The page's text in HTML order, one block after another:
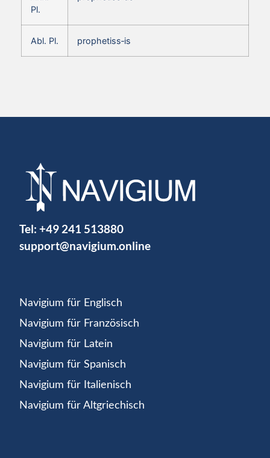
Pl.
Abl. Pl. prophetiss‑is
Tel: +49 241 513880
support@navigium.online
Navigium für Englisch
Navigium für Französisch
Navigium für Latein
Navigium für Spanisch
Navigium für Italienisch
Navigium für Altgriechisch